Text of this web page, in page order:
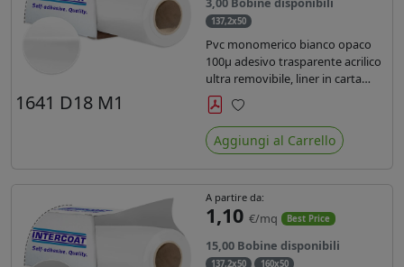
1641 D18 M1
137,2x50
Pvc monomerico bianco opaco
100µ adesivo trasparente acrilico
ultra removibile, liner in carta
kraft da 140gr/mq. Durata 3 anni.
Dotato di certificato FR B1 e
conforme alla normativa REACH.
Preferiti
Aggiungi al Carrello
A partire da:
1,10 €/mq Best Price
15,00 Bobine disponibili
137,2x50 160x50